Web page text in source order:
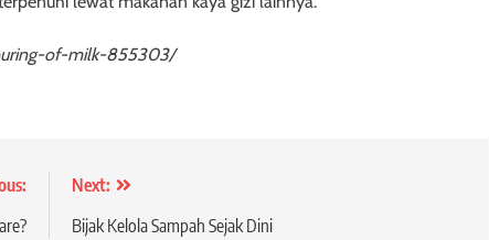
of-milk-855303/
Next:
Bijak Kelola Sampah Sejak Dini